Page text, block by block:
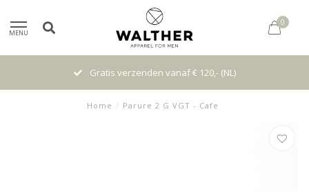
MENU
0
Gratis verzenden vanaf € 120,- (NL)
Home / Parure 2 G VGT - Cafe